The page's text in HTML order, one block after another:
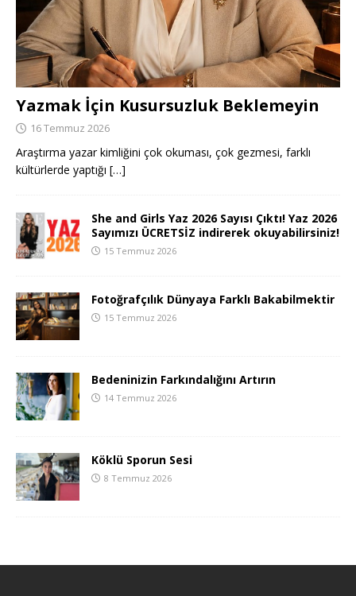
Yazmak İçin Kusursuzluk Beklemeyin
16 Temmuz 2026
Araştırma yazar kimliğini çok okuması, çok gezmesi, farklı
kültürlerde yaptığı […]
She and Girls Yaz 2026 Sayısı Çıktı! Yaz 2026
Sayımızı ÜCRETSİZ indirerek okuyabilirsiniz!
15 Temmuz 2026
Fotoğrafçılık Dünyaya Farklı Bakabilmektir
15 Temmuz 2026
Bedeninizin Farkındalığını Artırın
14 Temmuz 2026
Köklü Sporun Sesi
8 Temmuz 2026